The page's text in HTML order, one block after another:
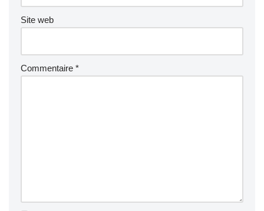
Site web
Commentaire *